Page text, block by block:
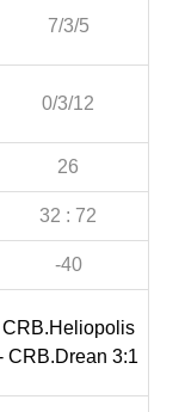
7/3/5
0/3/12
26
32 : 72
-40
CRB.Heliopolis
CRB.Drean 3:1